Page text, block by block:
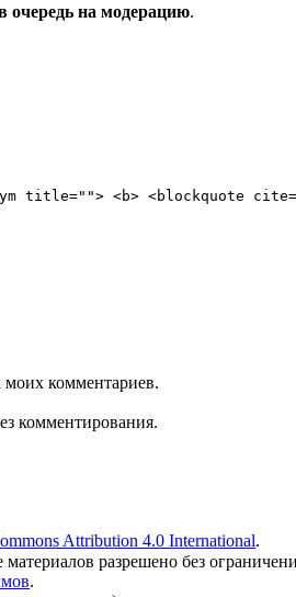
очередь на модерацию.
<b> <blockquote
моих комментариев.
комментирования.
Attribution 4.0 International.
разрешено без
.